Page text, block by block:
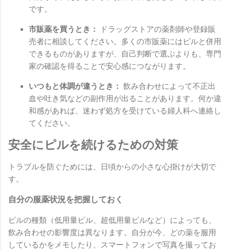
です。
市販薬を買うとき：
ドラッグストアの薬剤師や登録販
売者に相談してください。多くの市販薬にはピルと併用
できるものがありますが、自己判断で選ぶよりも、専門
家の確認を得ることで安心感につながります。
いつもと体調が違うとき： 飲み合わせによって不正出
血や吐き気などの副作用が出ることがあります。何か違
和感があれば、迷わず処方を受けている婦人科へ連絡し
てください。
安全にピルを続けるための対策
トラブルを防ぐためには、日頃からの小さな心掛けが大切で
す。
自分の服薬状況を把握しておく
ピルの種類（低用量ピル、超低用量ピルなど）によっても、
飲み合わせの影響度は異なります。自分が今、どの薬を服用
しているかをメモしたり、スマートフォンで写真を撮ってお